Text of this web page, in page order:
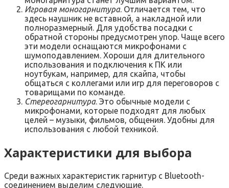
Игровая моногарнитура. Отличается тем, что
здесь наушник не вставной, а накладной или
полноразмерный. Для удобства посадки с
обратной стороны предусмотрен упор. Чаще всего
эти модели оснащаются микрофонами с
шумоподавлением. Хороши для длительного
использования и подключения к ПК или
ноутбукам, например, для скайпа, чтобы
общаться с коллегами или игр для переговоров с
товарищами по команде.
Стереогарнитура. Это обычные модели с
микрофонами, которые подходят для любых
целей – музыки, фильмов, общения. Удобны для
использования с любой техникой.
Характеристики для выбора
Среди важных характеристик гарнитур с Bluetooth-
соединением выделим следующие.